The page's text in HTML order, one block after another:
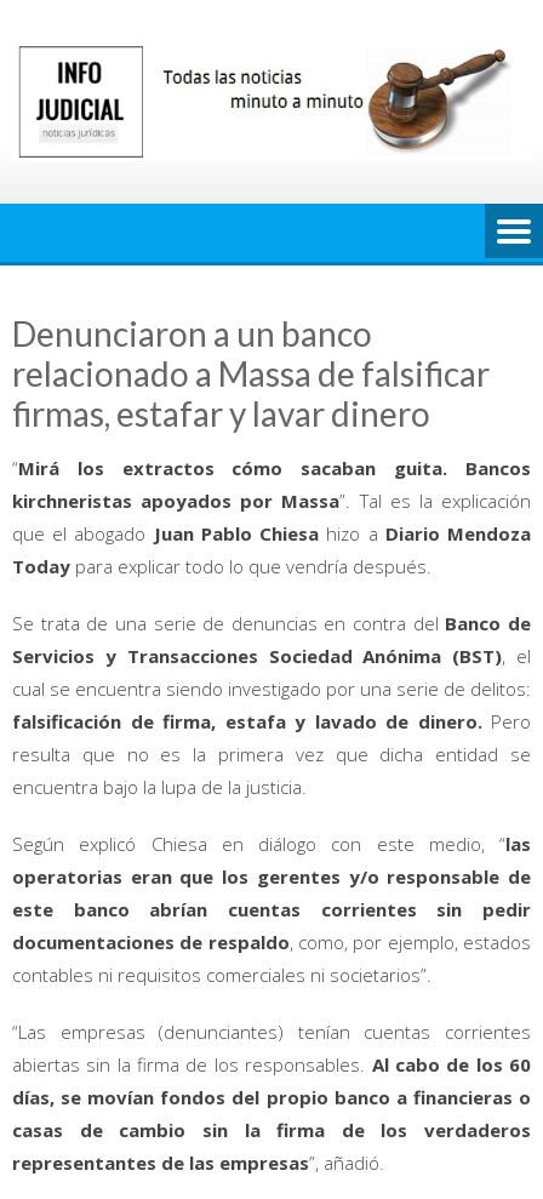
contenido
Denunciaron a un banco
relacionado a Massa de falsificar
firmas, estafar y lavar dinero
“Mirá los extractos cómo sacaban guita. Bancos
kirchneristas apoyados por Massa”. Tal es la explicación
que el abogado Juan Pablo Chiesa hizo a Diario Mendoza
Today para explicar todo lo que vendría después.
Se trata de una serie de denuncias en contra del Banco de
Servicios y Transacciones Sociedad Anónima (BST), el
cual se encuentra siendo investigado por una serie de delitos:
falsificación de firma, estafa y lavado de dinero.Pero
resulta que no es la primera vez que dicha entidad se
encuentra bajo la lupa de la justicia.
Según explicó Chiesa en diálogo con este medio, “las
operatorias eran que los gerentes y/o responsable de
este banco abrían cuentas corrientes sin pedir
documentaciones de respaldo, como, por ejemplo, estados
contables ni requisitos comerciales ni societarios”.
“Las empresas (denunciantes) tenían cuentas corrientes
abiertas sin la firma de los responsables. Al cabo de los 60
días, se movían fondos del propio banco a financieras o
casas de cambio sin la firma de los verdaderos
representantes de las empresas”, añadió.